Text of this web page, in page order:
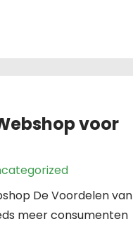
voor
De Voordelen van
meer consumenten